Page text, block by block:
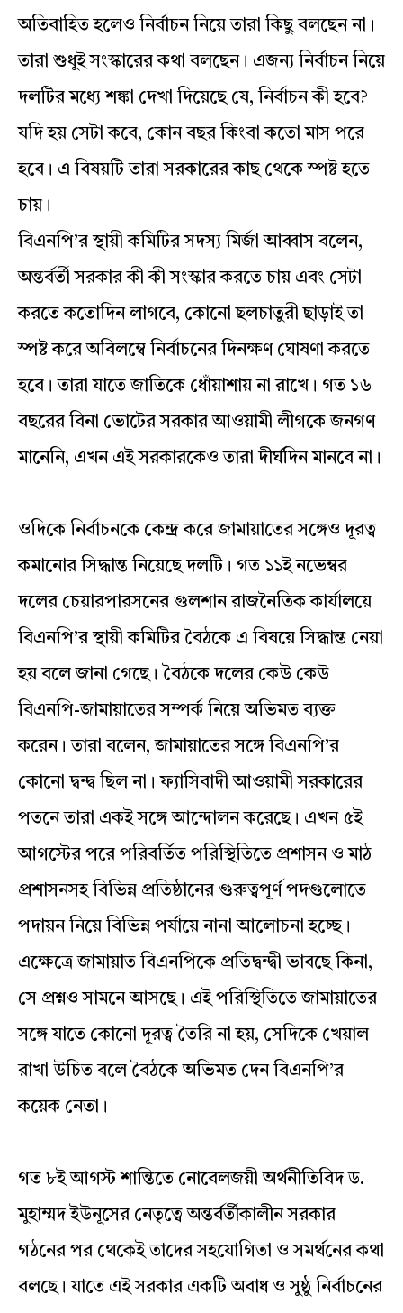
অতিবাহিত হলেও নির্বাচন নিয়ে তারা কিছু বলছেন না।
তারা শুধুই সংস্কারের কথা বলছেন। এজন্য নির্বাচন নিয়ে
দলটির মধ্যে শঙ্কা দেখা দিয়েছে যে, নির্বাচন কী হবে?
যদি হয় সেটা কবে, কোন বছর কিংবা কতো মাস পরে
হবে। এ বিষয়টি তারা সরকারের কাছ থেকে স্পষ্ট হতে
চায়।
বিএনপি’র স্থায়ী কমিটির সদস্য মির্জা আব্বাস বলেন,
অন্তর্বর্তী সরকার কী কী সংস্কার করতে চায় এবং সেটা
করতে কতোদিন লাগবে, কোনো ছলচাতুরী ছাড়াই তা
স্পষ্ট করে অবিলম্বে নির্বাচনের দিনক্ষণ ঘোষণা করতে
হবে। তারা যাতে জাতিকে ধোঁয়াশায় না রাখে। গত ১৬
বছরের বিনা ভোটের সরকার আওয়ামী লীগকে জনগণ
মানেনি, এখন এই সরকারকেও তারা দীর্ঘদিন মানবে না।
ওদিকে নির্বাচনকে কেন্দ্র করে জামায়াতের সঙ্গেও দূরত্ব
কমানোর সিদ্ধান্ত নিয়েছে দলটি। গত ১১ই নভেম্বর
দলের চেয়ারপারসনের গুলশান রাজনৈতিক কার্যালয়ে
বিএনপি’র স্থায়ী কমিটির বৈঠকে এ বিষয়ে সিদ্ধান্ত নেয়া
হয় বলে জানা গেছে। বৈঠকে দলের কেউ কেউ
বিএনপি-জামায়াতের সম্পর্ক নিয়ে অভিমত ব্যক্ত
করেন। তারা বলেন, জামায়াতের সঙ্গে বিএনপি’র
কোনো দ্বন্দ্ব ছিল না। ফ্যাসিবাদী আওয়ামী সরকারের
পতনে তারা একই সঙ্গে আন্দোলন করেছে। এখন ৫ই
আগস্টের পরে পরিবর্তিত পরিস্থিতিতে প্রশাসন ও মাঠ
প্রশাসনসহ বিভিন্ন প্রতিষ্ঠানের গুরুত্বপূর্ণ পদগুলোতে
পদায়ন নিয়ে বিভিন্ন পর্যায়ে নানা আলোচনা হচ্ছে।
এক্ষেত্রে জামায়াত বিএনপিকে প্রতিদ্বন্দ্বী ভাবছে কিনা,
সে প্রশ্নও সামনে আসছে। এই পরিস্থিতিতে জামায়াতের
সঙ্গে যাতে কোনো দূরত্ব তৈরি না হয়, সেদিকে খেয়াল
রাখা উচিত বলে বৈঠকে অভিমত দেন বিএনপি’র
কয়েক নেতা।
গত ৮ই আগস্ট শান্তিতে নোবেলজয়ী অর্থনীতিবিদ ড.
মুহাম্মদ ইউনূসের নেতৃত্বে অন্তর্বর্তীকালীন সরকার
গঠনের পর থেকেই তাদের সহযোগিতা ও সমর্থনের কথা
বলছে। যাতে এই সরকার একটি অবাধ ও সুষ্ঠু নির্বাচনের